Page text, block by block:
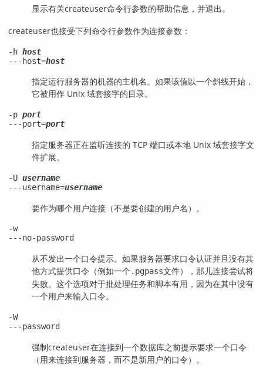
显示有关createuser命令行参数的帮助信息，并退出。
createuser也接受下列命令行参数作为连接参数：
-h host
---host=host
指定运行服务器的机器的主机名。如果该值以一个斜线开始，
它被用作 Unix 域套接字的目录。
-p port
---port=port
指定服务器正在监听连接的 TCP 端口或本地 Unix 域套接字文
件扩展。
-U username
---username=username
要作为哪个用户连接（不是要创建的用户名）。
-w
---no-password
从不发出一个口令提示。如果服务器要求口令认证并且没有其
他方式提供口令（例如一个 .pgpass文件），那儿连接尝试将
失败。这个选项对于批处理任务和脚本有用，因为在其中没有
一个用户来输入口令。
-W
---password
强制createuser在连接到一个数据库之前提示要求一个口令
（用来连接到服务器，而不是新用户的口令）。